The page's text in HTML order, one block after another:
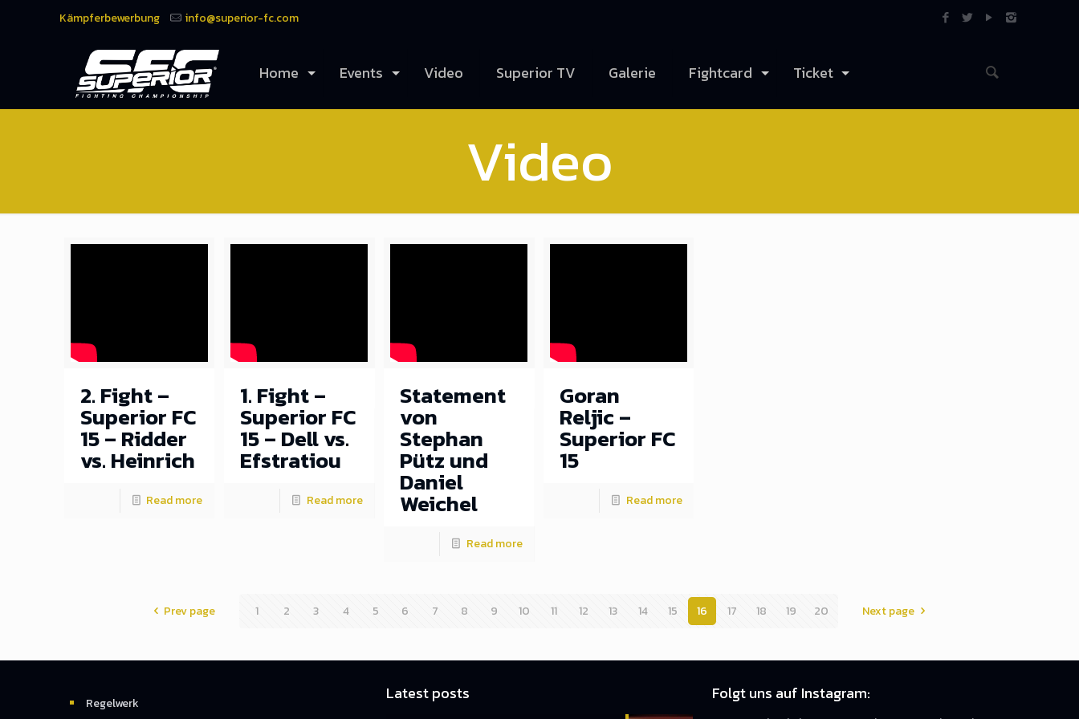
Kämpferbewerbung info@superior-fc.com
Home Events Video Superior TV Galerie Fightcard Ticket
Video
2. Fight –
Superior FC
15 – Ridder
vs. Heinrich
Read more
1. Fight –
Superior FC
15 – Dell vs.
Efstratiou
Read more
Statement
von
Stephan
Pütz und
Daniel
Weichel
Read more
Goran
Reljic –
Superior FC
15
Read more
Prev page 1 2 3 4 5 6 7 8 9 10 11 12 13 14 15 16 17 18 19 20 Next page
Regelwerk Latest posts Folgt uns auf Instagram: